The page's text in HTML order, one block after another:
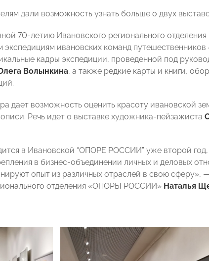
дали возможность узнать больше о двух
70-летию Ивановского регионального отделения
ивановских команд
кадры экспедиции, проведенной под
Волынкина, а также редкие карты и книги,
дает возможность оценить красоту ивановской
Речь идет о выставке художника-пейзажиста
в Ивановской “ОПОРЕ РОССИИ” уже второй год,
в бизнес-объединении личных и деловых
опыт из различных отраслей в свою сферу»,
отделения «ОПОРЫ РОССИИ» Наталья